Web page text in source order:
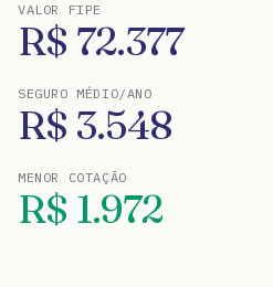
VALOR FIPE
R$ 72.377
SEGURO MÉDIO/ANO
R$ 3.548
MENOR COTAÇÃO
R$ 1.972